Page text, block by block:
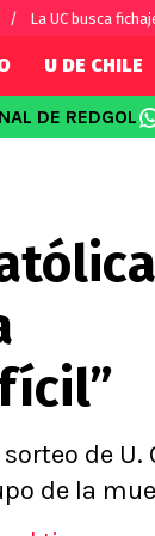
La UC busca
U DE CHILE
DE REDGOL
de U.
de la